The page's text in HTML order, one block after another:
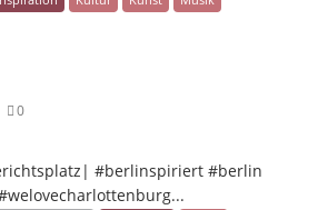
0
#berlinspiriert #berlin